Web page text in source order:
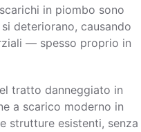
in piombo sono
deteriorano, causando
— spesso proprio in
tratto danneggiato in
a scarico moderno in
strutture esistenti, senza